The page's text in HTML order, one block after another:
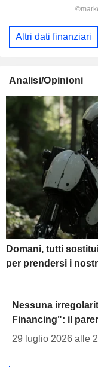
Altri dati finanziari
Analisi/Opinioni
Domani, tutti
per prendersi i
Nessuna
Financing": il
29 luglio 2026 alle